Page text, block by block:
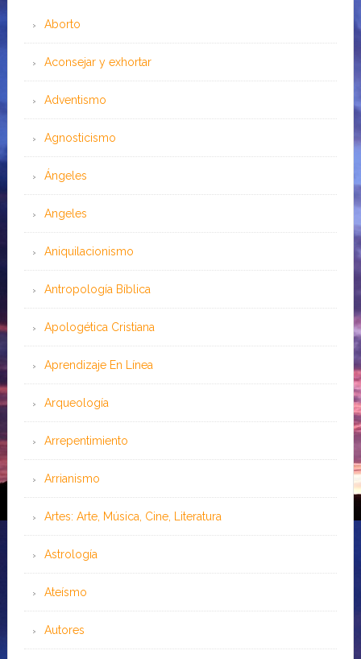
Aborto
Aconsejar y exhortar
Adventismo
Agnosticismo
Ángeles
Angeles
Aniquilacionismo
Antropología Bíblica
Apologética Cristiana
Aprendizaje En Línea
Arqueología
Arrepentimiento
Arrianismo
Artes: Arte, Música, Cine, Literatura
Astrología
Ateísmo
Autores